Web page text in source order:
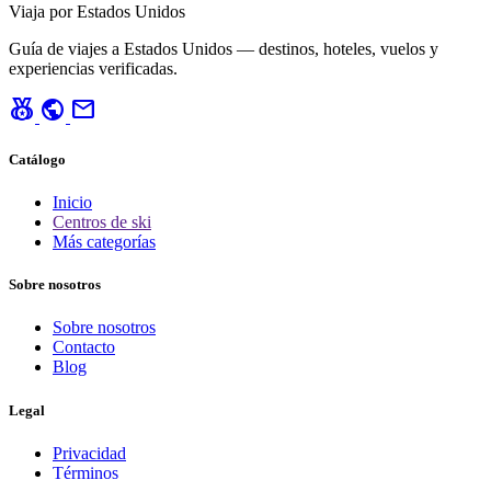
Viaja por Estados Unidos
Guía de viajes a Estados Unidos — destinos, hoteles, vuelos y
experiencias verificadas.
social_leaderboard public mail
Catálogo
Inicio
Centros de ski
Más categorías
Sobre nosotros
Sobre nosotros
Contacto
Blog
Legal
Privacidad
Términos